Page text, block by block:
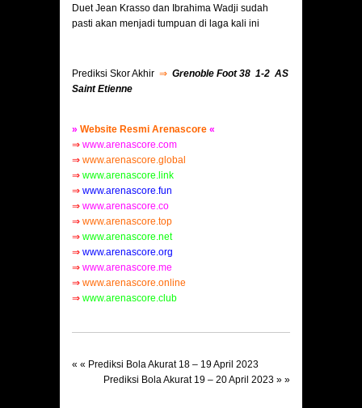
Duet Jean Krasso dan Ibrahima Wadji sudah
pasti akan menjadi tumpuan di laga kali ini
Prediksi Skor Akhir ⇒ Grenoble Foot 38 1-2 AS
Saint Etienne
» Website Resmi Arenascore «
⇒ www.arenascore.com
⇒ www.arenascore.global
⇒ www.arenascore.link
⇒ www.arenascore.fun
⇒ www.arenascore.co
⇒ www.arenascore.top
⇒ www.arenascore.net
⇒ www.arenascore.org
⇒ www.arenascore.me
⇒ www.arenascore.online
⇒ www.arenascore.club
« « Prediksi Bola Akurat 18 – 19 April 2023
Prediksi Bola Akurat 19 – 20 April 2023 » »